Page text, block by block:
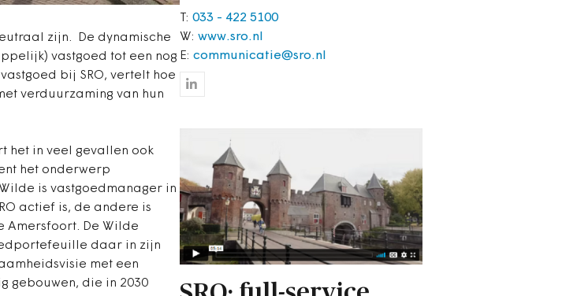
zijn. De dynamische
vastgoed tot een nog
bij SRO, vertelt hoe
verduurzaming van hun
het in veel gevallen ook
het onderwerp
is vastgoedmanager in
actief is, de andere is
Amersfoort. De Wilde
daar in zijn
met een
gebouwen, die in 2030
T: 033 - 422 5100
W: www.sro.nl
E: communicatie@sro.nl